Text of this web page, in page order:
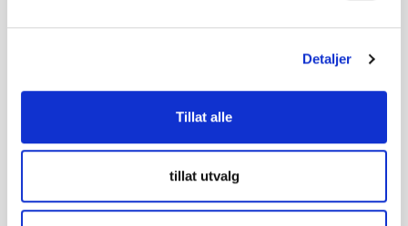
Detaljer
Tillat alle
tillat utvalg